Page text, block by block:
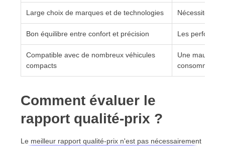
Large choix de marques et de technologies Nécessite un
Bon équilibre entre confort et précision Les
Compatible avec de nombreux véhicules
compacts
Une
consommation
Comment évaluer le
rapport qualité-prix ?
Le meilleur rapport qualité-prix n'est pas nécessairement